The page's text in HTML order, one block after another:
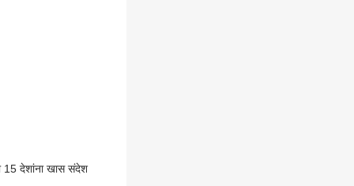
15 देशांना खास संदेश